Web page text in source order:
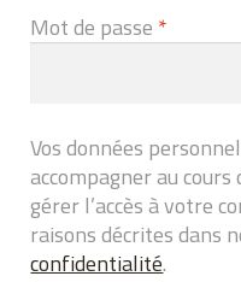
Mot de passe *
Vos données
accompagner au
gérer l’accès à votre
raisons décrites dans
confidentialité.